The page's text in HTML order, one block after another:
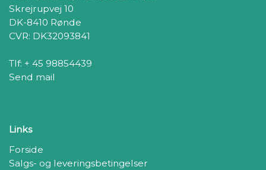
Skrejrupvej 10
DK-8410 Rønde
CVR: DK32093841
Tlf: + 45 98854439
Send mail
Links
Forside
Salgs- og leveringsbetingelser